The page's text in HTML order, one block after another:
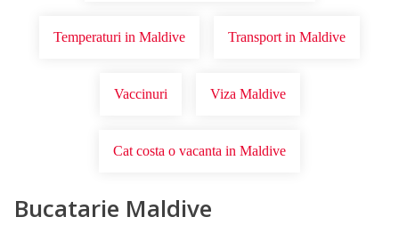
Temperaturi in Maldive Transport in Maldive
Vaccinuri Viza Maldive
Cat costa o vacanta in Maldive
Bucatarie Maldive